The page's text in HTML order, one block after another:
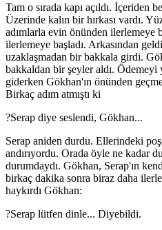
Tam o sırada kapı açıldı. İçeriden
Üzerinde kalın bir hırkası vardı.
adımlarla evin önünden ilerlemeye
ilerlemeye başladı. Arkasından
uzaklaşmadan bir bakkala girdi.
bakkaldan bir şeyler aldı. Ödemeyi
giderken Gökhan'ın önünden
Birkaç adım atmıştı ki
?Serap diye seslendi, Gökhan...
Serap aniden durdu. Ellerindeki
andırıyordu. Orada öyle ne kadar
durumdaydı. Gökhan, Serap'ın
birkaç dakika sonra biraz daha
haykırdı Gökhan:
?Serap lütfen dinle... Diyebildi.